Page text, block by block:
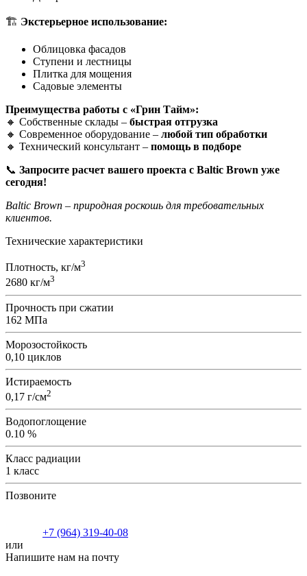
🏗 Экстерьерное использование:
Облицовка фасадов
Ступени и лестницы
Плитка для мощения
Садовые элементы
Преимущества работы с «Грин Тайм»:
🔸 Собственные склады – быстрая отгрузка
🔸 Современное оборудование – любой тип обработки
🔸 Технический консультант – помощь в подборе
📞 Запросите расчет вашего проекта с Baltic Brown уже
сегодня!
Baltic Brown – природная роскошь для требовательных
клиентов.
Технические характеристики
Плотность, кг/м3
2680 кг/м3
Прочность при cжатии
162 МПa
Морозостойкость
0,10 циклов
Истираемость
0,17 г/см2
Водопоглощение
0.10 %
Класс радиации
1 класс
Позвоните
+7 (964) 319-40-08
или
Напишите нам на почту